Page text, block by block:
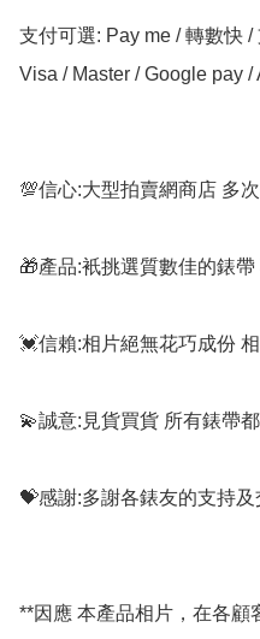
支付可選: Pay me / 轉數快
Visa / Master / Google pay /
💯信心:大型拍賣網商店 多
🎁產品:衹挑選質數佳的錶
💓信賴:相片絕無花巧成份
💫誠意:見貨買貨 所有錶帶
💝感謝:多謝各錶友的支持及
**因應 本產品相片，在各顧